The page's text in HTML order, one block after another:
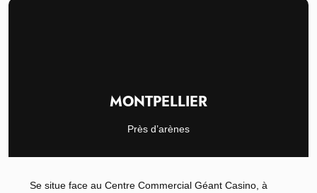
MONTPELLIER
Près d’arènes
Se situe face au Centre Commercial Géant Casino, à